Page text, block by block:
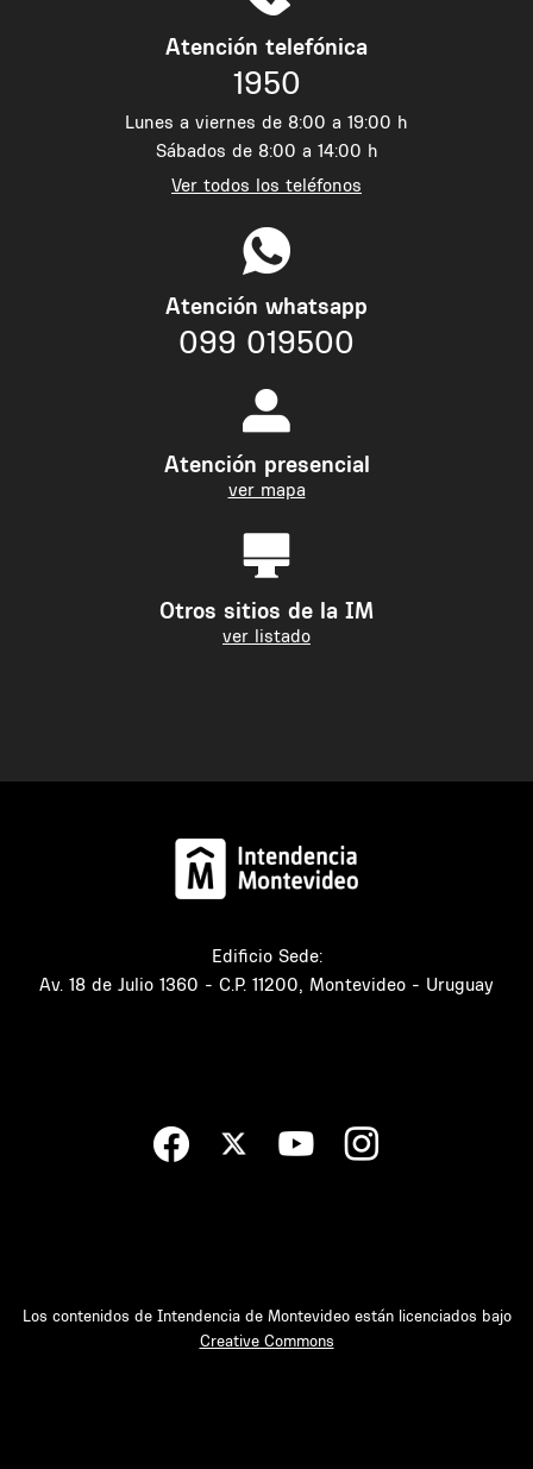
Atención telefónica
1950
Lunes a viernes de 8:00 a 19:00 h
Sábados de 8:00 a 14:00 h
Ver todos los teléfonos
Atención whatsapp
099 019500
Atención presencial
ver mapa
Otros sitios de la IM
ver listado
Edificio Sede:
Av. 18 de Julio 1360 - C.P. 11200, Montevideo - Uruguay
Los contenidos de Intendencia de Montevideo están licenciados bajo
Creative Commons